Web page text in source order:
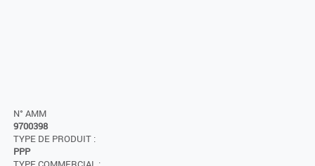
N° AMM
9700398
TYPE DE PRODUIT :
PPP